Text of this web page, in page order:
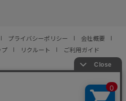
プライバシーポリシー
会社概要
プ リクルート ご利用ガイド
RIGHTS RESERVED.